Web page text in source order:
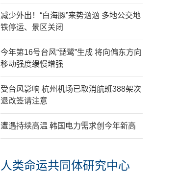
减少外出！“白海豚”来势汹汹 多地公交地
铁停运、景区关闭
今年第16号台风“琵鹭”生成 将向偏东方向
移动强度缓慢增强
受台风影响 杭州机场已取消航班388架次
退改签请注意
遭遇持续高温 韩国电力需求创今年新高
人类命运共同体研究中心